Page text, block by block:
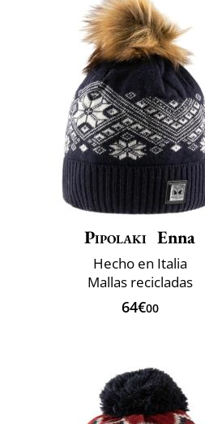
Pipolaki Enna
Hecho en Italia
Mallas recicladas
64€00